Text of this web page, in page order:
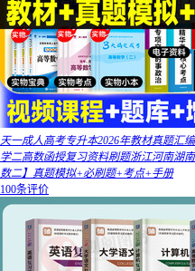
天一成人高考专升本2026年教材真题汇
学二高数函授复习资料刷题浙江河南湖
数二】真题模拟+必刷题+考点+手册
100条评价